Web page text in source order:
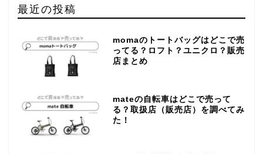
最近の投稿
momaのトートバッグはどこで売
ってる？ロフト？ユニクロ？販売
店まとめ
mateの自転車はどこで売って
る？取扱店（販売店）を調べてみ
た！